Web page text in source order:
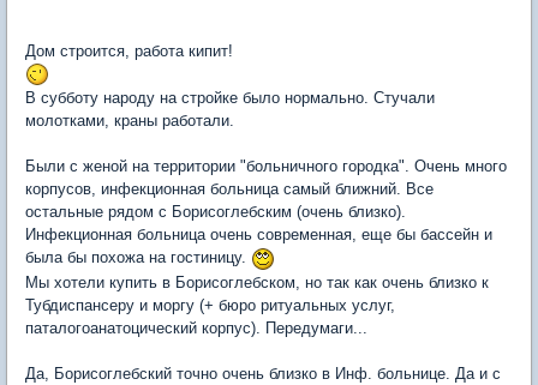
Дом строится, работа кипит!
В субботу народу на стройке было нормально. Стучали
молотками, краны работали.
Были с женой на территории "больничного городка". Очень много
корпусов, инфекционная больница самый ближний. Все
остальные рядом с Борисоглебским (очень близко).
Инфекционная больница очень современная, еще бы бассейн и
была бы похожа на гостиницу.
Мы хотели купить в Борисоглебском, но так как очень близко к
Тубдиспансеру и моргу (+ бюро ритуальных услуг,
паталогоанатоцический корпус). Передумаги...
Да, Борисоглебский точно очень близко в Инф. больнице. Да и с